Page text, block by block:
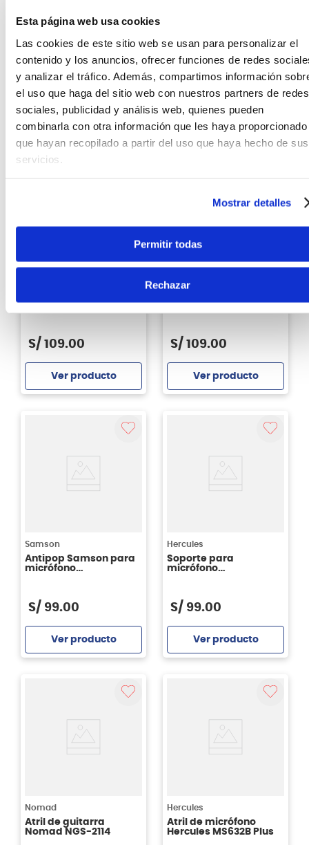
Esta página web usa cookies
Las cookies de este sitio web se usan para personalizar el
contenido y los anuncios, ofrecer funciones de redes
y analizar el tráfico. Además, compartimos información
el uso que haga del sitio web con nuestros partners de redes
sociales, publicidad y análisis web, quienes pueden
combinarla con otra información que les haya proporcionado
que hayan recopilado a partir del uso que haya hecho de sus
servicios.
Mostrar detalles
Permitir todas
Rechazar
Ernie Ball
Ernie Ball P06399 de 4,5
S/ 129 .00
Ver producto
Agregar
Sobremesa Hercules
MS100B PLUS
S/ 119.00
Ver producto
Agregar
micrófono Nomad
NMS-6163 con boom
S/ 109.00
Ver producto
Music Nomad NMS-
6606 - color negro (BK)
S/ 109.00
Ver producto
Samson
Antipop Samson para
micrófono
S/ 99.00
Ver producto
Hercules
Soporte para
micrófono
S/ 99.00
Ver producto
Nomad
Atril de guitarra
Nomad NGS-2114
Hercules
Atril de micrófono
Hercules MS632B Plus